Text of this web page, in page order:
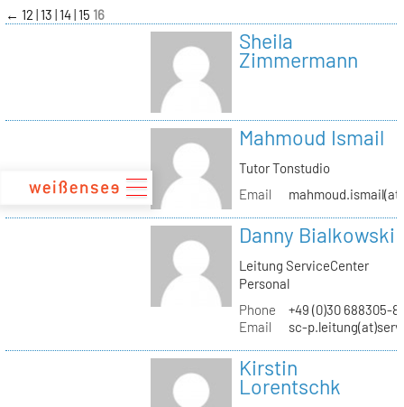
zum
Inhalt
← 12 13 14 15 16
Sheila
Zimmermann
Mahmoud Ismail
Tutor Tonstudio
Email
Danny Bialkowski
Leitung ServiceCenter
Personal
Phone
+49 (0)30 688305-
Email
sc-
Kirstin
Lorentschk